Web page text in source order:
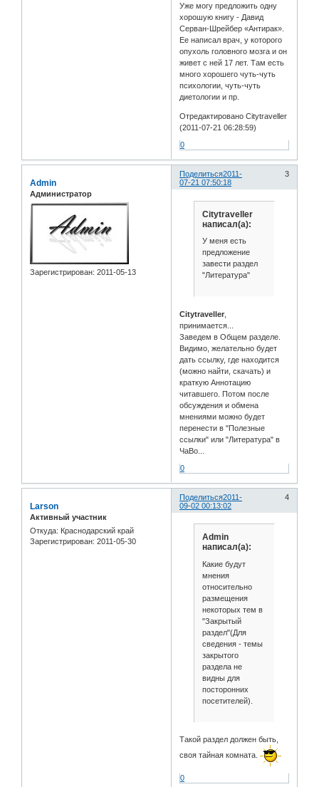
Уже могу предложить одну
хорошую книгу - Давид
Серван-Шрейбер «Антирак».
Ее написал врач, у которого
опухоль головного мозга и он
живет с ней 17 лет. Там есть
много хорошего чуть-чуть
психологии, чуть-чуть
диетологии и пр.
Отредактировано Citytraveller
(2011-07-21 06:28:59)
0
Поделиться 3
2011-
07-21 07:50:18
Admin
Администратор
Зарегистрирован: 2011-05-13
Citytraveller
написал(а):
У меня есть
предложение
завести раздел
"Литература"
Citytraveller
принимается...
Заведем в Общем разделе.
Видимо, желательно будет
дать ссылку, где находится
(можно найти, скачать) и
краткую Аннотацию
читавшего. Потом после
обсуждения и обмена
мнениями можно будет
перенести в "Полезные
ссылки" или "Литература" в
ЧаВо...
0
Поделиться 4
2011-
09-02 00:13:02
Larson
Активный участник
Откуда: Краснодарский край
Зарегистрирован: 2011-05-30
Admin
написал(а):
Какие будут
мнения
относительно
размещения
некоторых тем в
"Закрытый
раздел"(Для
сведения - темы
закрытого
раздела не
видны для
посторонних
посетителей).
Такой раздел должен быть,
своя тайная комната.
0